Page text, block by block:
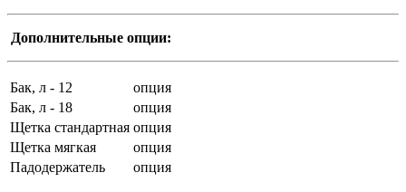
Дополнительные опции:
Бак, л - 12
опция
Бак, л - 18
опция
Щетка стандартная опция
Щетка мягкая
опция
Падодержатель
опция